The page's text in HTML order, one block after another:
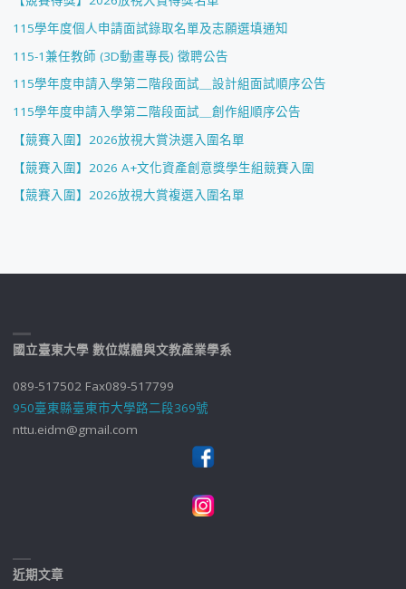
115學年度個人申請面試錄取名單及志願選填通知
115-1兼任教師 (3D動畫專長) 徵聘公告
115學年度申請入學第二階段面試＿設計組面試順序公告
115學年度申請入學第二階段面試＿創作組順序公告
【競賽入圍】2026放視大賞決選入圍名單
【競賽入圍】2026 A+文化資產創意獎學生組競賽入圍
【競賽入圍】2026放視大賞複選入圍名單
國立臺東大學 數位媒體與文教產業學系
089-517502 Fax089-517799
950臺東縣臺東市大學路二段369號
nttu.eidm@gmail.com
近期文章